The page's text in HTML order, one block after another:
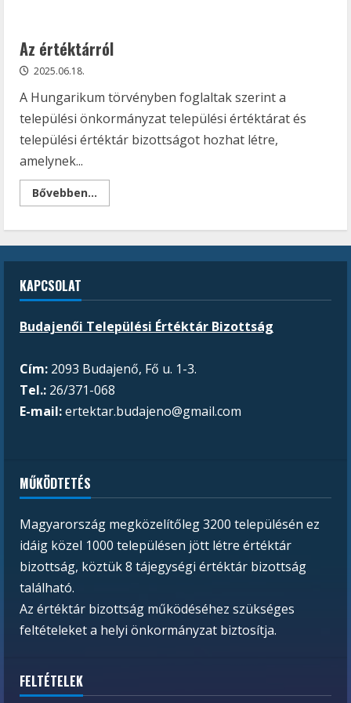
Az értéktárról
2025.06.18.
A Hungarikum törvényben foglaltak szerint a
települési önkormányzat települési értéktárat és
települési értéktár bizottságot hozhat létre,
amelynek...
Bővebben...
more
KAPCSOLAT
Budajenői Települési Értéktár Bizottság
Cím: 2093 Budajenő, Fő u. 1-3.
Tel.: 26/371-068
E-mail:ertektar.budajeno@gmail.com
MŰKÖDTETÉS
Magyarország megközelítőleg 3200 településén ez
idáig közel 1000 településen jött létre értéktár
bizottság, köztük 8 tájegységi értéktár bizottság
található.
Az értéktár bizottság működéséhez szükséges
feltételeket a helyi önkormányzat biztosítja.
FELTÉTELEK